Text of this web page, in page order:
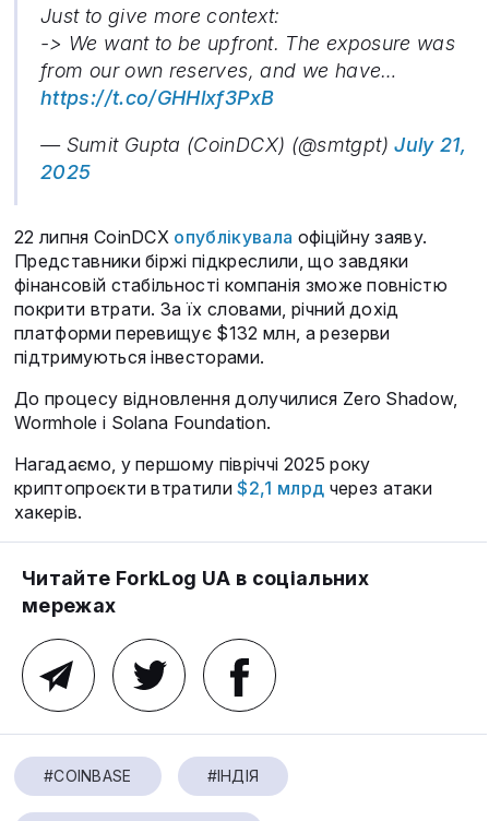
Just to give more context:
-> We want to be upfront. The exposure was
from our own reserves, and we have…
https://t.co/GHHlxf3PxB
— Sumit Gupta (CoinDCX) (@smtgpt)July 21,
2025
22 липня CoinDCX опублікувала офіційну заяву.
Представники біржі підкреслили, що завдяки
фінансовій стабільності компанія зможе повністю
покрити втрати. За їх словами, річний дохід
платформи перевищує $132 млн, а резерви
підтримуються інвесторами.
До процесу відновлення долучилися Zero Shadow,
Wormhole і Solana Foundation.
Нагадаємо, у першому півріччі 2025 року
криптопроєкти втратили$2,1 млрд через атаки
хакерів.
Читайте ForkLog UA в соціальних
мережах
#COINBASE #ІНДІЯ